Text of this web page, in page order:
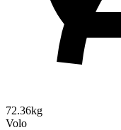
72.36kg
Volo